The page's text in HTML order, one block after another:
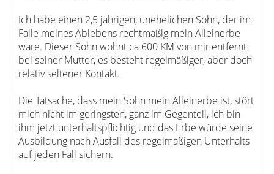
Ich habe einen 2,5 jährigen, unehelichen Sohn, der im
Falle meines Ablebens rechtmäßig mein Alleinerbe
wäre. Dieser Sohn wohnt ca 600 KM von mir entfernt
bei seiner Mutter, es besteht regelmäßiger, aber doch
relativ seltener Kontakt.
Die Tatsache, dass mein Sohn mein Alleinerbe ist, stört
mich nicht im geringsten, ganz im Gegenteil, ich bin
ihm jetzt unterhaltspflichtig und das Erbe würde seine
Ausbildung nach Ausfall des regelmäßigen Unterhalts
auf jeden Fall sichern.